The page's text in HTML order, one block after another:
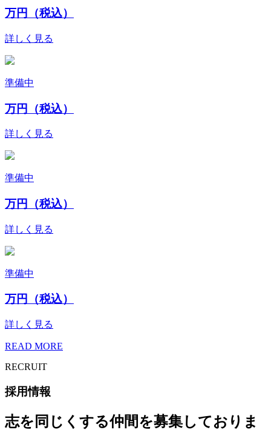
万円（税込）
詳しく見る
準備中
万円（税込）
詳しく見る
準備中
万円（税込）
詳しく見る
準備中
万円（税込）
詳しく見る
READ MORE
RECRUIT
採用情報
志を同じくする仲間を募集しておりま